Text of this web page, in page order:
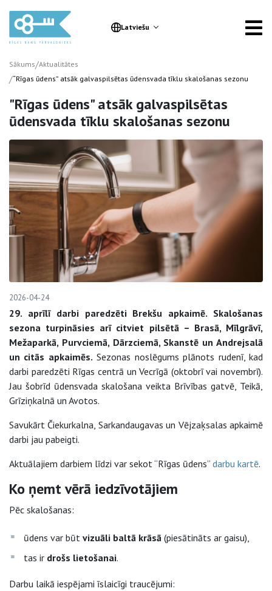
Latviešu
Sākums/Aktualitātes
/“Rīgas ūdens” atsāk galvaspilsētas ūdensvada tīklu skalošanas sezonu
"Rīgas ūdens" atsāk galvaspilsētas
ūdensvada tīklu skalošanas sezonu
2026-04-24
29. aprīlī darbi paredzēti Brekšu apkaimē. Skalošanas
sezona turpināsies arī citviet pilsētā – Brasā, Mīlgrāvī,
Mežaparkā, Purvciemā, Dārzciemā, Skanstē un Andrejsalā
un citās apkaimēs. Sezonas noslēgums plānots rudenī, kad
darbi paredzēti Rīgas centrā un Vecrīgā (oktobrī vai novembrī).
Jau šobrīd ūdensvada skalošana veikta Brīvības gatvē, Teikā,
Grīziņkalnā un Avotos.
Savukārt Čiekurkalna, Sarkandaugavas un Vējzaķsalas apkaimē
darbi jau pabeigti.
Aktuālajiem darbiem līdzi var sekot “Rīgas ūdens” darbu kartē.
Ko ņemt vērā iedzīvotājiem
Pēc skalošanas:
ūdens var būt vizuāli baltā krāsā (piesātināts ar gaisu),
tas ir drošs lietošanai.
Darbu laikā iespējami īslaicīgi traucējumi: